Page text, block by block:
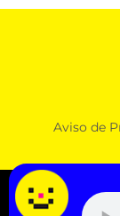
Aviso de
© 2026